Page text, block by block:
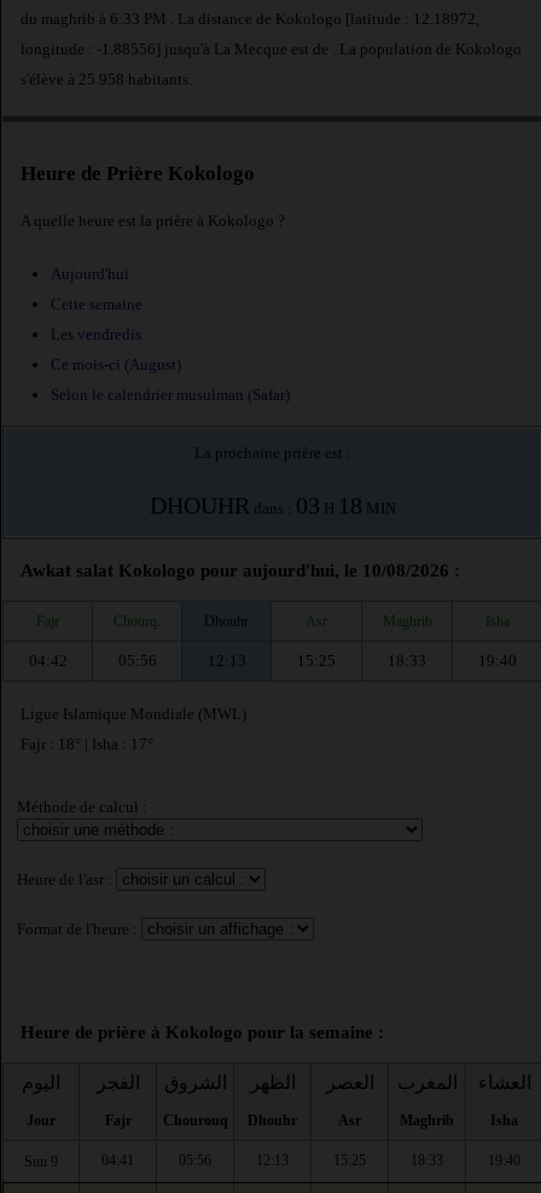
du maghrib à 6:33 PM . La distance de Kokologo [latitude : 12.18972,
longitude : -1.88556] jusqu'à La Mecque est de . La population de Kokologo
s'élève à 25 958 habitants.
Heure de Prière Kokologo
A quelle heure est la prière à Kokologo ?
Aujourd'hui
Cette semaine
Les vendredis
Ce mois-ci (August)
Selon le calendrier musulman (Safar)
La prochaine prière est :
DHOUHR dans : 03 H 18 MIN
Awkat salat Kokologo pour aujourd'hui, le 10/08/2026 :
Fajr Chourq. Dhouhr Asr Maghrib Isha
04:42 05:56 12:13 15:25 18:33 19:40
Ligue Islamique Mondiale (MWL)
Fajr : 18° | Isha : 17°
Méthode de calcul :
Heure de l'asr :
Format de l'heure :
Heure de prière à Kokologo pour la semaine :
اليوم
Jour
الفجر
Fajr
الشروق
Chourouq
الظهر
Dhouhr
العصر
Asr
المغرب
Maghrib
العشاء
Isha
Sun 9 04:41 05:56 12:13 15:25 18:33 19:40